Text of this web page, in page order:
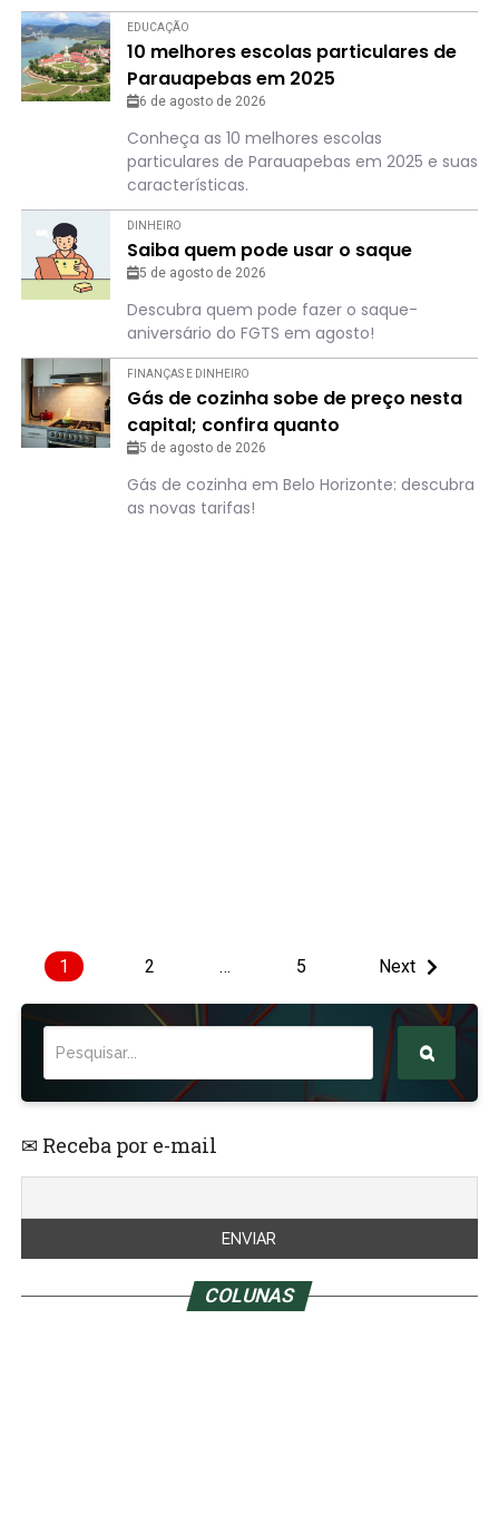
EDUCAÇÃO
10 melhores escolas particulares de
Parauapebas em 2025
6 de agosto de 2026
Conheça as 10 melhores escolas
particulares de Parauapebas em 2025 e suas
características.
DINHEIRO
Saiba quem pode usar o saque
5 de agosto de 2026
Descubra quem pode fazer o saque-
aniversário do FGTS em agosto!
FINANÇAS E DINHEIRO
Gás de cozinha sobe de preço nesta
capital; confira quanto
5 de agosto de 2026
Gás de cozinha em Belo Horizonte: descubra
as novas tarifas!
1 2 … 5 Next
✉ Receba por e-mail
COLUNAS